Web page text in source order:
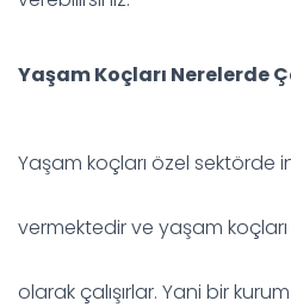
Yaşam Koçları Nerelerde
Yaşam koçları özel sektörde
vermektedir ve yaşam
olarak çalışırlar. Yani bir